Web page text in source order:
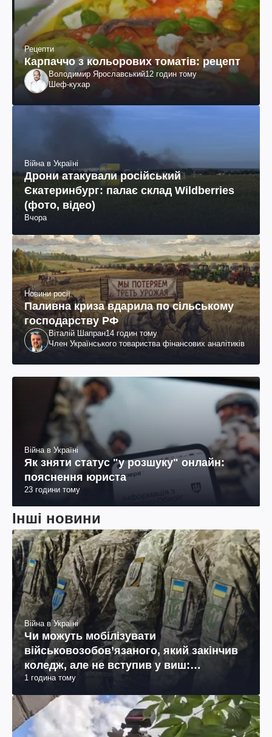
Рецепти
Карпаччо з кольорових томатів: рецепт
Володимир Ярославський12 годин тому
Шеф-кухар
Війна в Україні
Дрони атакували російський
Єкатеринбург: палає склад Wildberries
(фото, відео)
Вчора
Новини росії
Паливна криза вдарила по сільському
господарству РФ
Віталій Шапран14 годин тому
Член Українського товариства фінансових аналітиків
Війна в Україні
Як зняти статус "у розшуку" онлайн:
пояснення юриста
23 години тому
Інші новини
Війна в Україні
Чи можуть мобілізувати
військовозобов’язаного, який закінчив
коледж, але не вступив у виш:
пояснення юриста
1 година тому